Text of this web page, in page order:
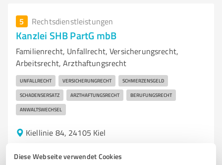
Diese Webseite verwendet Cookies
5 Rechtsdienstleistungen
Kanzlei SHB PartG mbB
Familienrecht, Unfallrecht, Versicherungsrecht,
Arbeitsrecht, Arzthaftungsrecht
UNFALLRECHT VERSICHERUNGRECHT SCHMERZENSGELD
SCHADENSERSATZ ARZTHAFTUNGSRECHT BERUFUNGSRECHT
ANWALTSWECHSEL
Kiellinie 84, 24105 Kiel
www.kanzlei-shb.de/